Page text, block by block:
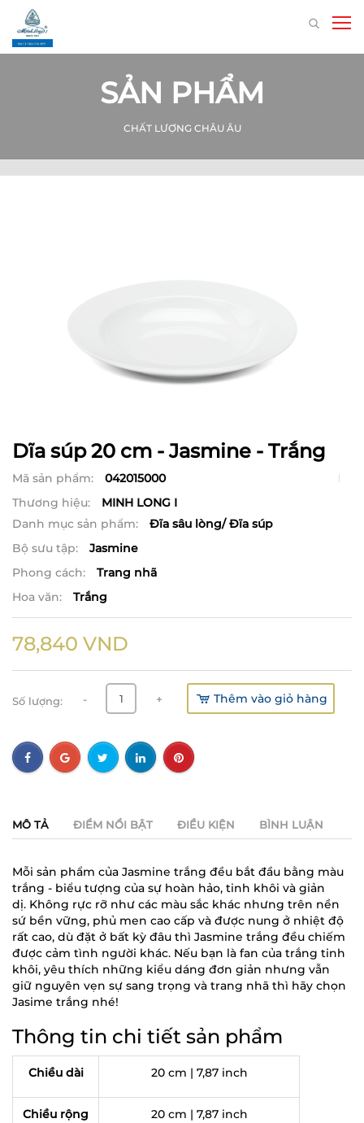
SẢN PHẨM
CHẤT LƯỢNG CHÂU ÂU
Dĩa súp 20 cm - Jasmine - Trắng
Mã sản phẩm:
042015000
Thương hiệu:
MINH LONG I
Danh mục sản phẩm:
Đĩa sâu lòng/ Đĩa súp
Bộ sưu tập:
Jasmine
Phong cách:
Trang nhã
Hoa văn:
Trắng
78,840 VND
Số lượng: - + Thêm vào giỏ hàng
MÔ TẢ ĐIỂM NỔI BẬT ĐIỀU KIỆN BÌNH LUẬN
Mỗi sản phẩm của Jasmine trắng đều bắt đầu bằng màu
trắng - biểu tượng của sự hoàn hảo, tinh khôi và giản
dị. Không rực rỡ như các màu sắc khác nhưng trên nền
sứ bền vững, phủ men cao cấp và được nung ở nhiệt độ
rất cao, dù đặt ở bất kỳ đâu thì Jasmine trắng đều chiếm
được cảm tình người khác. Nếu bạn là fan của trắng tinh
khôi, yêu thích những kiểu dáng đơn giản nhưng vẫn
giữ nguyên vẹn sự sang trọng và trang nhã thì hãy chọn
Jasime trắng nhé!
Thông tin chi tiết sản phẩm
Chiều dài 20 cm | 7,87 inch
Chiều rộng 20 cm | 7,87 inch